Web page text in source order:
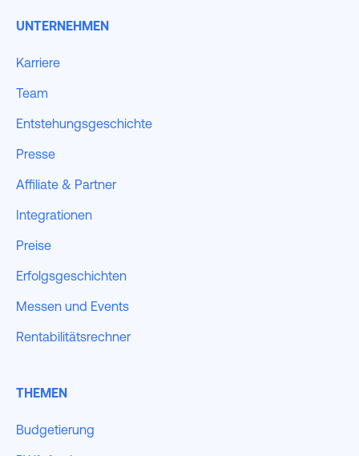
UNTERNEHMEN
Karriere
Team
Entstehungsgeschichte
Presse
Affiliate & Partner
Integrationen
Preise
Erfolgsgeschichten
Messen und Events
Rentabilitätsrechner
THEMEN
Budgetierung